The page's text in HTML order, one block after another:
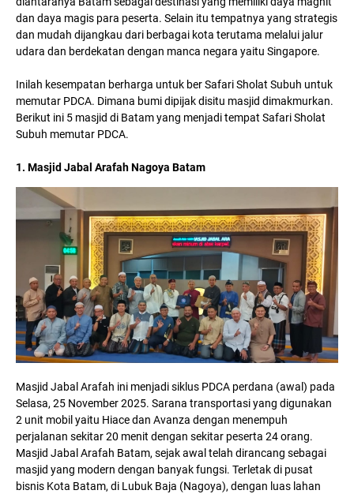
dan daya magis para peserta. Selain itu tempatnya yang strategis
dan mudah dijangkau dari berbagai kota terutama melalui jalur
udara dan berdekatan dengan manca negara yaitu Singapore.
Inilah kesempatan berharga untuk ber Safari Sholat Subuh untuk
memutar PDCA. Dimana bumi dipijak disitu masjid dimakmurkan.
Berikut ini 5 masjid di Batam yang menjadi tempat Safari Sholat
Subuh memutar PDCA.
1. Masjid Jabal Arafah Nagoya Batam
Masjid Jabal Arafah ini menjadi siklus PDCA perdana (awal) pada
Selasa, 25 November 2025. Sarana transportasi yang digunakan
2 unit mobil yaitu Hiace dan Avanza dengan menempuh
perjalanan sekitar 20 menit dengan sekitar peserta 24 orang.
Masjid Jabal Arafah Batam, sejak awal telah dirancang sebagai
masjid yang modern dengan banyak fungsi. Terletak di pusat
bisnis Kota Batam, di Lubuk Baja (Nagoya), dengan luas lahan